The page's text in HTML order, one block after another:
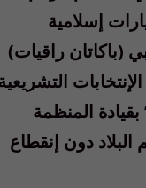
إسلامية
(باكاتان راقيات)
المنظمة
دون إنقطاع